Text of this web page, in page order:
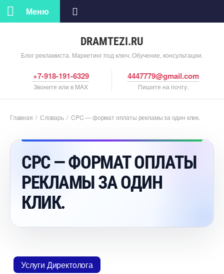
DRAMTEZI.RU
Блог рекламиста. Маркетинг под ключ. Обучение, консультации.
Меню
+7-918-191-6329
Звоните или в MAX
4447779@gmail.com
Пишите на почту.
Главная / Словарь/ CPC — формат оплаты рекламы за один клик.
CPC — ФОРМАТ ОПЛАТЫ
РЕКЛАМЫ ЗА ОДИН
КЛИК.
Услуги Директолога